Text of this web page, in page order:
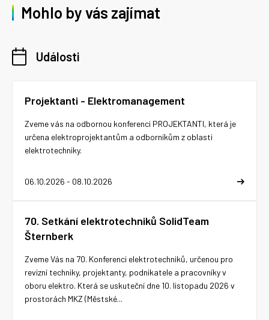
Mohlo by vás zajímat
Události
Projektanti - Elektromanagement
06.10.2026 - 08.10.2026
Zveme vás na odbornou konferenci PROJEKTANTI, která je
určena elektroprojektantům a odborníkům z oblasti
elektrotechniky.
70. Setkání elektrotechniků SolidTeam
Šternberk
Zveme Vás na 70. Konferenci elektrotechniků, určenou pro
revizní techniky, projektanty, podnikatele a pracovníky v
oboru elektro. Která se uskuteční dne 10. listopadu 2026 v
prostorách MKZ (Městské...